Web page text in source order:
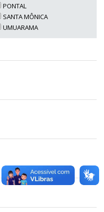
PONTAL
SANTA MÔNICA
UMUARAMA